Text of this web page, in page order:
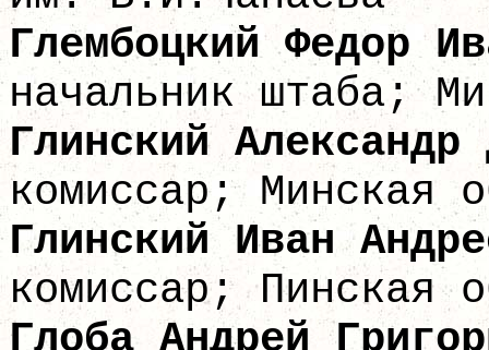
Глембоцкий
начальник штаба;
Глинский
комиссар; Минская
Глинский
комиссар; Пинская
Глоба Андрей